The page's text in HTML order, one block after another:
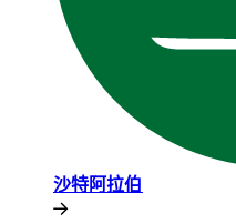
沙特阿拉伯​​